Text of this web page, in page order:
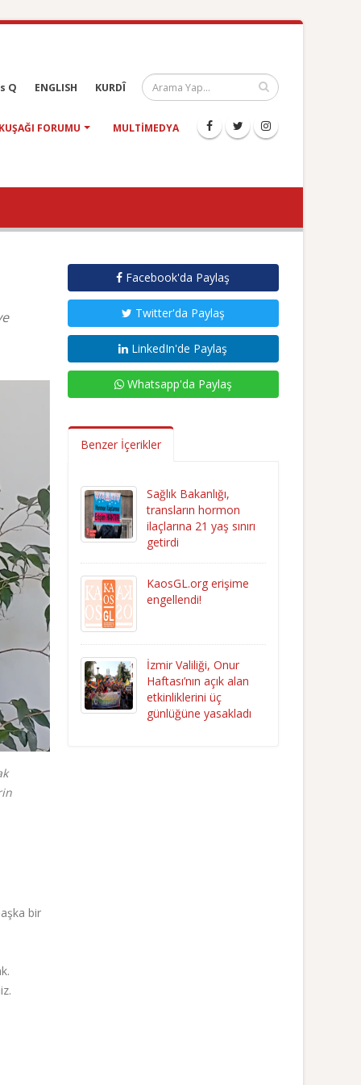
Q ENGLISH KURDÎ
FORUMU MULTIMEDYA
bir
Facebook'da Paylaş
Twitter'da Paylaş
LinkedIn'de Paylaş
Whatsapp'da Paylaş
Benzer İçerikler
Sağlık Bakanlığı,
transların hormon
ilaçlarına 21 yaş sınırı
getirdi
KaosGL.org erişime
engellendi!
İzmir Valiliği, Onur
Haftası’nın açık alan
etkinliklerini üç
günlüğüne yasakladı